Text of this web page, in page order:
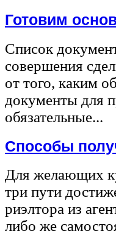
Готовим
Список
совершения
от того, каким
документы для
обязательные...
Способы
Для желающих
три пути
риэлтора из
либо же